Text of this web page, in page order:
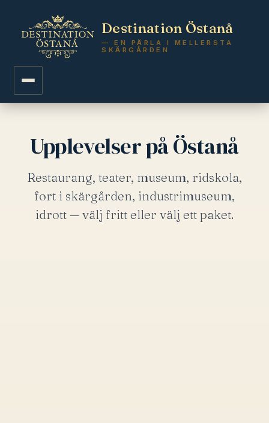
Destination Östanå
— EN PÄRLA I MELLERSTA
SKÄRGÅRDEN
Upplevelser på Östanå
Restaurang, teater, museum, ridskola,
fort i skärgården, industrimuseum,
idrott — välj fritt eller välj ett paket.